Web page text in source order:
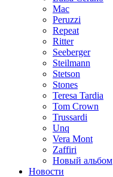
Mac
Peruzzi
Repeat
Ritter
Seeberger
Steilmann
Stetson
Stones
Teresa Tardia
Tom Crown
Trussardi
Unq
Vera Mont
Zaffiri
Новый альбом
Новости